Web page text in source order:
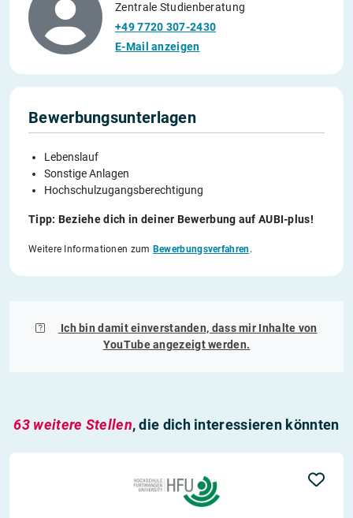
Zentrale Studienberatung
+49 7720 307-2430
E-Mail anzeigen
Bewerbungsunterlagen
Lebenslauf
Sonstige Anlagen
Hochschulzugangsberechtigung
Tipp: Beziehe dich in deiner Bewerbung auf AUBI-plus!
Weitere Informationen zum Bewerbungsverfahren.
Ich bin damit einverstanden, dass mir Inhalte von
YouTubeangezeigt werden.
63 weitere Stellen, die dich interessieren könnten